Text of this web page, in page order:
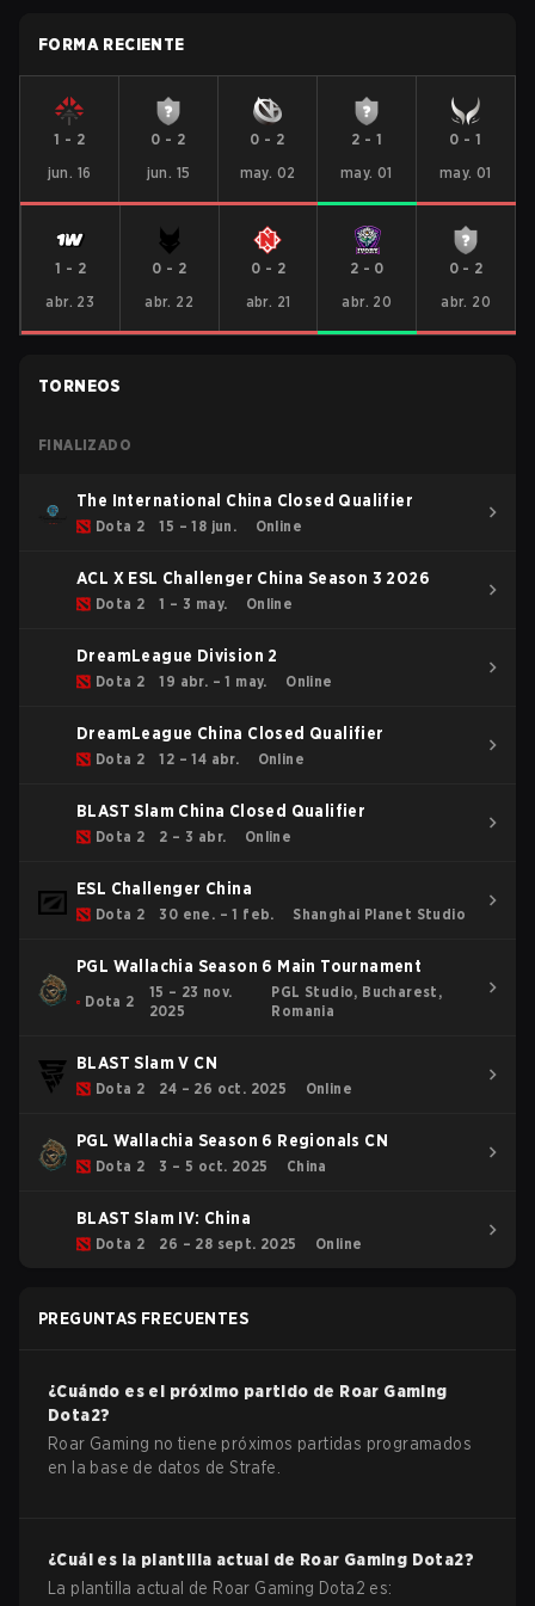
FORMA RECIENTE
1 - 2
jun. 16
0 - 2
jun. 15
0 - 2
may. 02
2 - 1
may. 01
0 -1
may. 01
1 - 2
abr. 23
0 - 2
abr. 22
0 - 2
abr. 21
2 - 0
abr. 20
0- 2
abr. 20
TORNEOS
FINALIZADO
The International China Closed Qualifier
Dota 2 15 – 18 jun. Online
ACL X ESL Challenger China Season 3 2026
Dota 2 1 – 3 may. Online
DreamLeague Division 2
Dota 2 19 abr. – 1 may. Online
DreamLeague China Closed Qualifier
Dota 2 12 – 14 abr. Online
BLAST Slam China Closed Qualifier
Dota 2 2 – 3 abr. Online
ESL Challenger China
Dota 2 30 ene. – 1 feb. Shanghai Planet Studio
PGL Wallachia Season 6 Main Tournament
Dota 2
15 – 23 nov.
2025
PGL Studio, Bucharest,
Romania
BLAST Slam V CN
Dota 2 24 – 26 oct. 2025 Online
PGL Wallachia Season 6 Regionals CN
Dota 2 3 – 5 oct. 2025 China
BLAST Slam IV: China
Dota 2 26 – 28 sept. 2025 Online
PREGUNTAS FRECUENTES
¿Cuándo es el próximo partido de Roar Gaming
Dota2?
Roar Gaming no tiene próximos partidas programados
en la base de datos de Strafe.
¿Cuál es la plantilla actual de Roar Gaming Dota2?
La plantilla actual de Roar Gaming Dota2 es: